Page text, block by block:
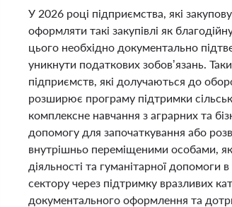
У 2026 році підприємства, які
оформляти такі закупівлі як
цього необхідно документально
уникнути податкових зобов’язань.
підприємств, які долучаються до
розширює програму підтримки
комплексне навчання з аграрних та
допомогу для започаткування або
внутрішньо переміщеними особами,
діяльності та гуманітарної допомоги
сектору через підтримку вразливих
документального оформлення та